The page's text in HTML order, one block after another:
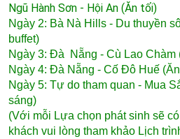
Ngũ Hành Sơn - Hội An (Ăn tối)
Ngày 2: Bà Nà Hills - Du thuyền
buffet)
Ngày 3: Đà Nẵng - Cù Lao Chàm
Ngày 4: Đà Nẵng - Cố Đô Huế
Ngày 5: Tự do tham quan - Mua
sáng)
(Với mỗi Lựa chọn phát sinh sẽ
khách vui lòng tham khảo Lịch